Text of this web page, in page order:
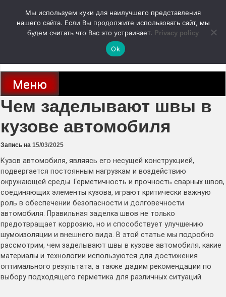
содержимому
autodoc24.ru
Новости про современные автомобили и не только, новинки зарубежного
и отечественного автопрома
Меню
Чем заделывают швы в
кузове автомобиля
Запись на 15/03/2025
Кузов автомобиля, являясь его несущей конструкцией,
подвергается постоянным нагрузкам и воздействию
окружающей среды․ Герметичность и прочность сварных швов,
соединяющих элементы кузова, играют критически важную
роль в обеспечении безопасности и долговечности
автомобиля․ Правильная заделка швов не только
предотвращает коррозию, но и способствует улучшению
шумоизоляции и внешнего вида․ В этой статье мы подробно
рассмотрим, чем заделывают швы в кузове автомобиля, какие
материалы и технологии используются для достижения
оптимального результата, а также дадим рекомендации по
выбору подходящего герметика для различных ситуаций․
Мы используем куки для наилучшего представления
нашего сайта. Если Вы продолжите использовать сайт, мы
будем считать что Вас это устраивает. Privacy policy
Ok